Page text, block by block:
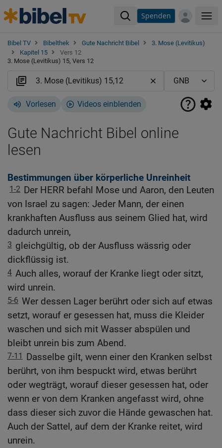
Spenden
Bibel TV Bibelthek Gute Nachricht Bibel
3. Mose (Levitikus)
Kapitel 15
Vers 12
3. Mose (Levitikus) 15, Vers 12
Vorlesen Videos einblenden
Gute Nachricht Bibel online
lesen
Bestimmungen über körperliche Unreinheit
1-2 Der HERR befahl Mose und Aaron, den Leuten
von Israel zu sagen: Jeder Mann, der einen
krankhaften Ausfluss aus seinem Glied hat, wird
dadurch unrein,
3 gleichgültig, ob der Ausfluss wässrig oder
dickflüssig ist.
4 Auch alles, worauf der Kranke liegt oder sitzt,
wird unrein.
5-6 Wer dessen Lager berührt oder sich auf etwas
setzt, worauf er gesessen hat, muss die Kleider
waschen und sich mit Wasser abspülen und
bleibt unrein bis zum Abend.
7-11
Dasselbe gilt, wenn einer den Kranken selbst
berührt, von ihm bespuckt wird, etwas berührt
oder wegträgt, worauf dieser gesessen hat, oder
wenn er von dem Kranken angefasst wird, ohne
dass dieser sich zuvor die Hände gewaschen hat.
Auch der Sattel, auf dem der Kranke reitet, wird
unrein.